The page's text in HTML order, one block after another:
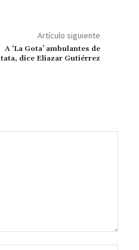
ge
r
m Li
n
k
Artículo siguiente
A ‘La Gota’ ambulantes de
dice Eliazar Gutiérrez